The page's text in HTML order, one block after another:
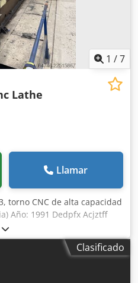
1 /7
Lathe
Llamar
torno CNC de alta capacidad
Año: 1991 Dedpfx Acjztff
de alta capacidad para
entre puntos, con
de torneado: Ø 1.600
mm Diámetro del orificio
del motor principal: 55 kW
Clasificado